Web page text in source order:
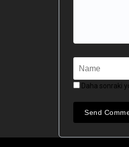
Daha sonraki